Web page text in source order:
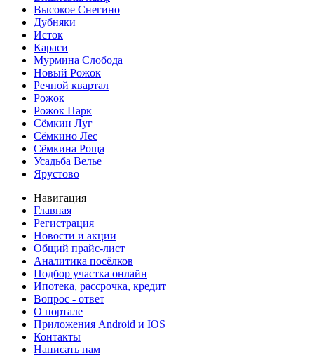
Высокое Снегино
Дубняки
Исток
Караси
Мурмина Слобода
Новый Рожок
Речной квартал
Рожок
Рожок Парк
Сёмкин Луг
Сёмкино Лес
Сёмкина Роща
Усадьба Велье
Ярустово
Навигация
Главная
Регистрация
Новости и акции
Общий прайс-лист
Аналитика посёлков
Подбор участка онлайн
Ипотека, рассрочка, кредит
Вопрос - ответ
О портале
Приложения Android и IOS
Контакты
Написать нам